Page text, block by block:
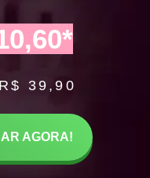
39,90
AGORA!